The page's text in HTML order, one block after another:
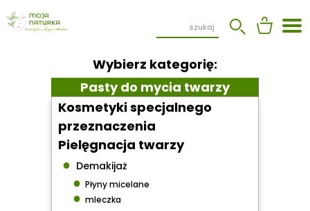
Wybierz kategorię:
Pasty do mycia twarzy
Kosmetyki specjalnego
przeznaczenia
Pielęgnacja twarzy
● Demakijaż
● Płyny micelane
● mleczka